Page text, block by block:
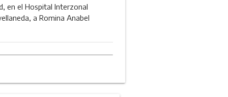
en el Hospital Interzonal
a Romina Anabel